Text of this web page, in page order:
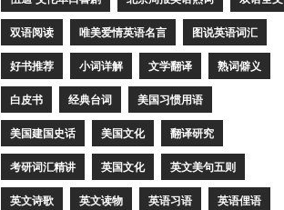
双语阅读 唯美爱情英语名言 图说英语词汇
好书推荐 小词详解 文学翻译 熟词僻义
白皮书 经典台词 美国习惯用语
美国建国史话 美国文化 翻译研究
考研词汇精讲 英国文化 英文美句五则
英文诗歌 英文读物 英语习语 英语俚语